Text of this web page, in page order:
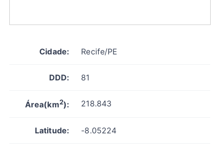
Cidade: Recife/PE
DDD: 81
Área(km2): 218.843
Latitude: -8.05224